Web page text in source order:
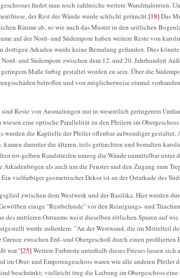
findet man noch zahlreiche weitere Wandmalereien.
der Rest der Wände wurde schlicht getüncht.[18]Das
Räume ab, so wie auch das Muster in den seitlichen
auf der Nord- und Südempore haben weitere Reste von
dortigen Arkaden wurde keine Bemalung gefunden. Dies
und Südempore zwischen dem 12. und 20. Jahrhundert
Maße farbig gestaltet worden zu sein. Über die
betroffen und von möglicherweise einmal
sind Reste von Ausmalungen nur in wesentlich geringerem
eine optische Parallelität zu den Pfeilern im
wurden die Kapitelle der Pfeiler offenbar aufwendiger gestaltet.
kamen darunter die älteren, teils getünchten und bemalten
rot-gelben Randstreifen umzog die Wände unmittelbar unter
als auch um die Fenster und den Zugang zum
Ein vielfarbiger geometrischer Dekor ist an der Ostarkade des
zwischen dem Westwerk und der Basilika. Hier wurden
einige "Restbefunde" vor den Reinigungs- und
des mittleren Ostraums weist dieselben rötlichen Spuren auf
wurde außerdem: "An der Westwand, die im Mittelteil
Grenze zwischen Erd- und Obergeschoß durch einen profilierten
war."[25]Weitere Farbreste unterhalb dieses Frieses lassen
im Ober- und Emporengeschoss waren wie alle anderen Pfeiler
beschränkt; vielleicht trug die Laibung im Obergeschoss eine